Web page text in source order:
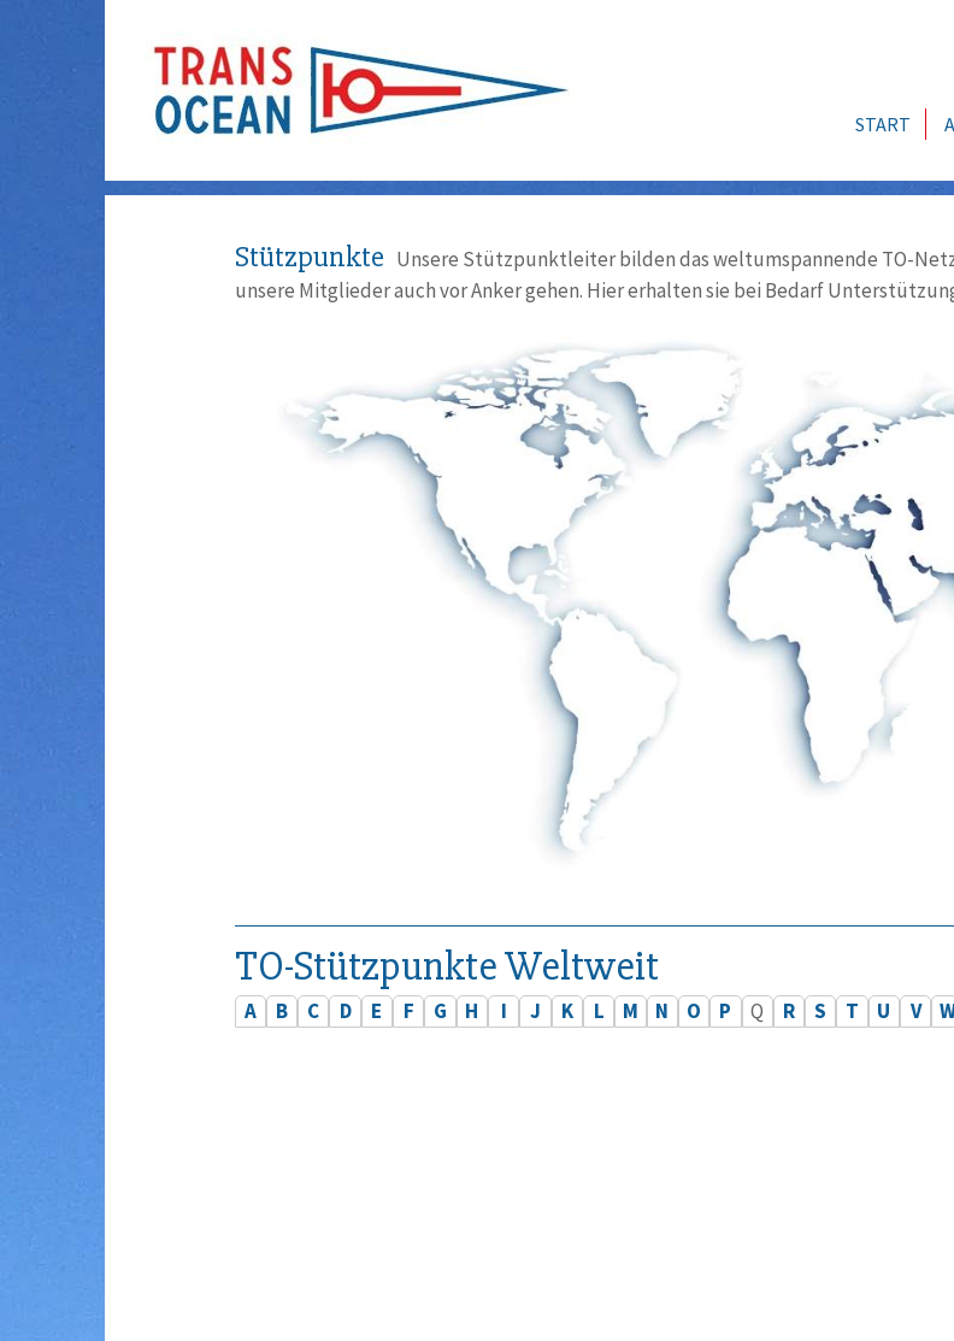
START
Stützpunkte Unsere Stützpunktleiter bilden das weltumspannende TO-
unsere Mitglieder auch vor Anker gehen. Hier erhalten sie bei Bedarf
TO-Stützpunkte Weltweit
A B C D E F G H I J K L M N O P Q R S T U V